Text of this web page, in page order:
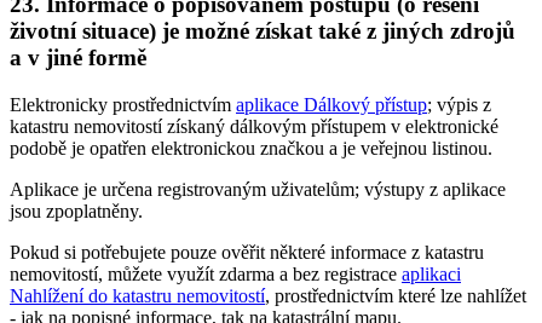
životní situace) je možné získat také z jiných zdrojů
a v jiné formě
Elektronicky prostřednictvím aplikace Dálkový přístup; výpis z
katastru nemovitostí získaný dálkovým přístupem v elektronické
podobě je opatřen elektronickou značkou a je veřejnou listinou.
Aplikace je určena registrovaným uživatelům; výstupy z aplikace
jsou zpoplatněny.
Pokud si potřebujete pouze ověřit některé informace z katastru
nemovitostí, můžete využít zdarma a bez registrace aplikaci
Nahlížení do katastru nemovitostí, prostřednictvím které lze nahlížet
- jak na popisné informace, tak na katastrální mapu.